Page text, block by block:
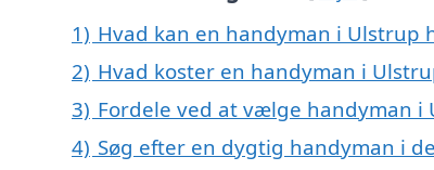
1) Hvad kan en handyman i Ulstrup
2) Hvad koster en handyman i
3) Fordele ved at vælge handyman i
4) Søg efter en dygtig handyman i